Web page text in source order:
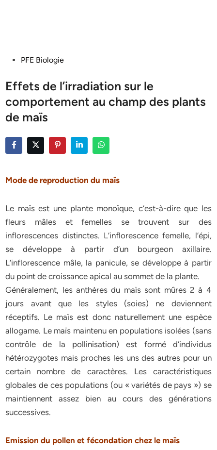
PostedPFE Biologie
Effets de l’irradiation sur le
comportement au champ des plants
de maïs
Mode de reproduction du maïs
Le maïs est une plante monoïque, c’est-à-dire que les
fleurs mâles et femelles se trouvent sur des
inflorescences distinctes. L’inflorescence femelle, l’épi,
se développe à partir d’un bourgeon axillaire.
L’inflorescence mâle, la panicule, se développe à partir
du point de croissance apical au sommet de la plante.
Généralement, les anthères du maïs sont mûres 2 à 4
jours avant que les styles (soies) ne deviennent
réceptifs. Le maïs est donc naturellement une espèce
allogame. Le maïs maintenu en populations isolées (sans
contrôle de la pollinisation) est formé d’individus
hétérozygotes mais proches les uns des autres pour un
certain nombre de caractères. Les caractéristiques
globales de ces populations (ou « variétés de pays ») se
maintiennent assez bien au cours des générations
successives.
Emission du pollen et fécondation chez le maïs